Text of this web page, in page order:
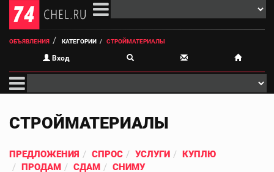
ОБЪЯВЛЕНИЯ КАТЕГОРИИ СТРОЙМАТЕРИАЛЫ
Вход
СТРОЙМАТЕРИАЛЫ
ПРЕДЛОЖЕНИЯ СПРОС УСЛУГИ
КУПЛЮ
ПРОДАМ
СДАМ СНИМУ